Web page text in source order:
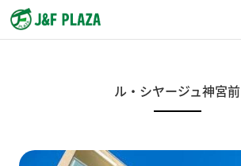
ル・シヤージュ神宮前